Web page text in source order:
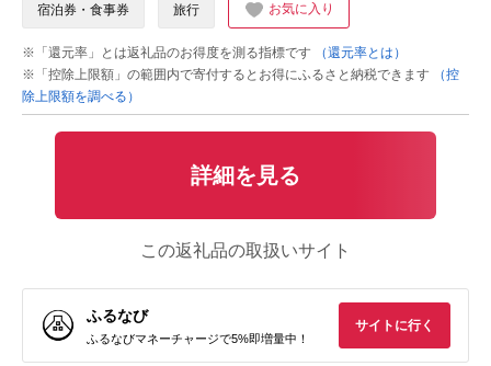
宿泊券・食事券 旅行 お気に入り
※「還元率」とは返礼品のお得度を測る指標です
（還元率とは）
※「控除上限額」の範囲内で寄付するとお得にふるさと納税できます
（控
除上限額を調べる）
詳細を見る
この返礼品の取扱いサイト
ふるなび
ふるなびマネーチャージで5%即増量中！
サイトに行く